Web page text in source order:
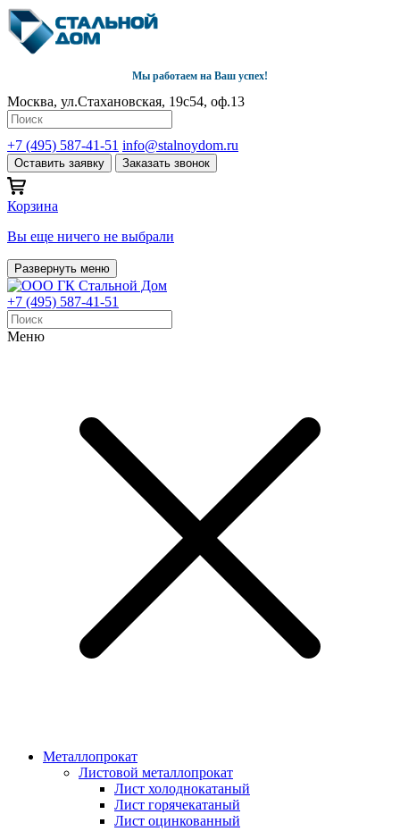
Мы работаем на Ваш успех!
Москва, ул.Стахановская, 19с54, оф.13
+7 (495) 587-41-51 info@stalnoydom.ru
Оставить заявку Заказать звонок
Корзина
Вы еще ничего не выбрали
Развернуть меню
+7 (495) 587-41-51
Меню
Металлопрокат
Листовой металлопрокат
Лист холоднокатаный
Лист горячекатаный
Лист оцинкованный